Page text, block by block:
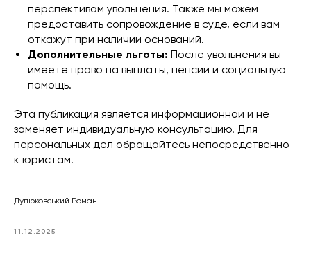
перспективам увольнения. Также мы можем
предоставить сопровождение в суде, если вам
откажут при наличии оснований.
Дополнительные льготы: После увольнения вы
имеете право на выплаты, пенсии и социальную
помощь.
Эта публикация является информационной и не
заменяет индивидуальную консультацию. Для
персональных дел обращайтесь непосредственно
к юристам.
Дулюковський Роман
11.12.2025